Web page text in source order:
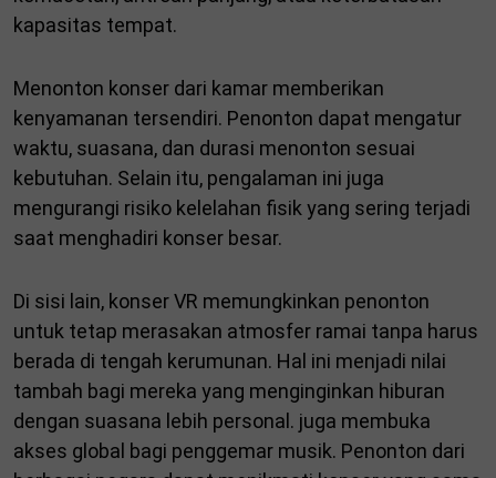
kapasitas tempat.
Menonton konser dari kamar memberikan
kenyamanan tersendiri. Penonton dapat mengatur
waktu, suasana, dan durasi menonton sesuai
kebutuhan. Selain itu, pengalaman ini juga
mengurangi risiko kelelahan fisik yang sering terjadi
saat menghadiri konser besar.
Di sisi lain, konser VR memungkinkan penonton
untuk tetap merasakan atmosfer ramai tanpa harus
berada di tengah kerumunan. Hal ini menjadi nilai
tambah bagi mereka yang menginginkan hiburan
dengan suasana lebih personal. juga membuka
akses global bagi penggemar musik. Penonton dari